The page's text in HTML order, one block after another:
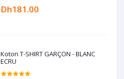
Dh181.00
Koton T-SHIRT GARÇON - BLANC
ECRU